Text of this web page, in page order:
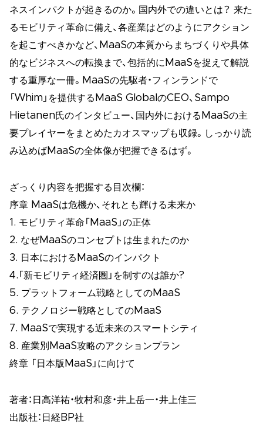
ネスインパクトが起きるのか。国内外での違いとは？ 来た
るモビリティ革命に備え、各産業はどのようにアクション
を起こすべきかなど、MaaSの本質からまちづくりや具体
的なビジネスへの転換まで、包括的にMaaSを捉えて解説
する重厚な一冊。MaaSの先駆者・フィンランドで
「Whim」を提供するMaaS GlobalのCEO、Sampo
Hietanen氏のインタビュー、国内外におけるMaaSの主
要プレイヤーをまとめたカオスマップも収録。しっかり読
み込めばMaaSの全体像が把握できるはず。
ざっくり内容を把握する目次欄：
序章 MaaSは危機か、それとも輝ける未来か
1. モビリティ革命「MaaS」の正体
2. なぜMaaSのコンセプトは生まれたのか
3. 日本におけるMaaSのインパクト
4.「新モビリティ経済圏」を制すのは誰か?
5. プラットフォーム戦略としてのMaaS
6. テクノロジー戦略としてのMaaS
7. MaaSで実現する近未来のスマートシティ
8. 産業別MaaS攻略のアクションプラン
終章 「日本版MaaS」に向けて
著者：日高洋祐・牧村和彦・井上岳一・井上佳三
出版社：日経BP社